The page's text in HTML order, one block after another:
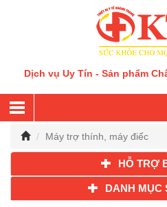
Dịch vụ Uy Tín - Sản phẩm
Máy trợ thính, máy điếc
HỖ TRỢ
DANH MỤC